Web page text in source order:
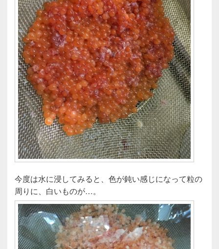
今度は水に浸してみると、色が鈍い感じになって粒の
周りに、白いものが…。